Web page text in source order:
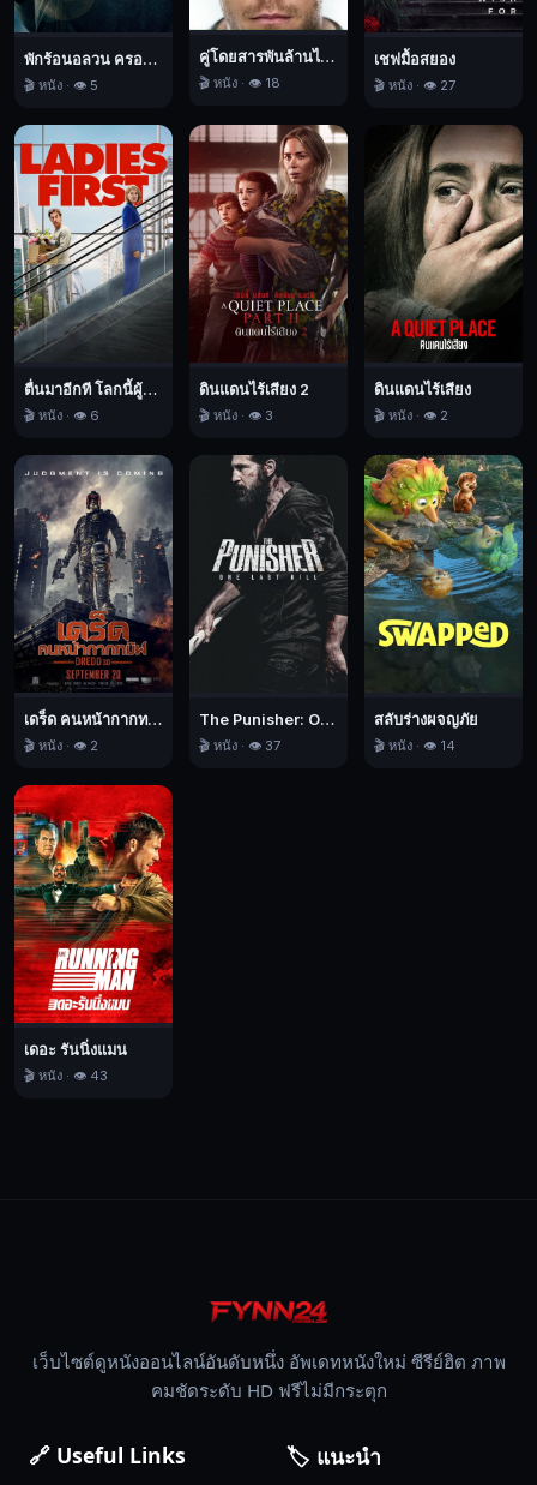
เนค
โครม
เกอร์
เหล่า
นักรบ
หวัง
จะ
ครอบ
ครอง
จักรวาล
คดิ
คอาจ
จะ
ไม่
เหมือน
วีรบุรุษ
จะ
ช่วย
มนุษยชาติ
และ
เขา
จะ
ใส่ใจ
กับ
การ
ช่วย
เหลือ
ชีวิต
Chronicles
ริดดิค,
พักร้อนอลวน ครอบครัวอลเวง
🎬 หนัง · 👁️ 5
คู่โดยสารพันล้านไมล์
🎬 หนัง · 👁️ 18
เชฟมื้อสยอง
🎬 หนัง · 👁️ 27
ตื่นมาอีกที โลกนี้ผู้หญิงใหญ่
🎬 หนัง · 👁️ 6
ดินแดนไร้เสียง 2
🎬 หนัง · 👁️ 3
ดินแดนไร้เสียง
🎬 หนัง · 👁️ 2
เดร็ด คนหน้ากากทมิฬ
🎬 หนัง · 👁️ 2
The Punisher: One Last Kill เดอะ พันนิชเชอร์: ฆ่าทิ้งทวน
🎬 หนัง · 👁️ 37
สลับร่างผจญภัย
🎬 หนัง · 👁️ 14
เดอะ รันนิ่งแมน
🎬 หนัง · 👁️ 43
เว็บไซต์ดูหนังออนไลน์อันดับหนึ่ง อัพเดทหนังใหม่ ซีรีย์ฮิต ภาพ
คมชัดระดับ HD ฟรีไม่มีกระตุก
🔗 Useful Links 🏷️ แนะนำ